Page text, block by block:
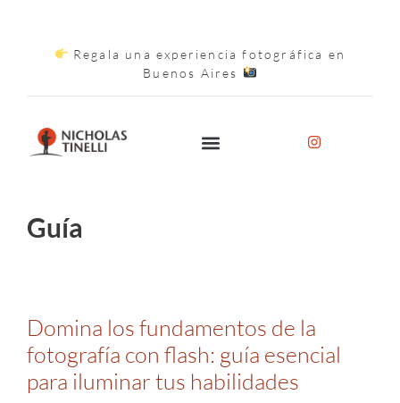
Regala una experiencia fotográfica en
Buenos Aires
Guía
Domina los fundamentos de la
fotografía con flash: guía esencial
para iluminar tus habilidades